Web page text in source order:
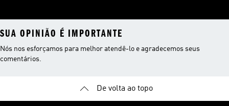
SUA OPINIÃO É IMPORTANTE
Nós nos esforçamos para melhor atendê-lo e agradecemos seus
comentários.
De volta ao topo